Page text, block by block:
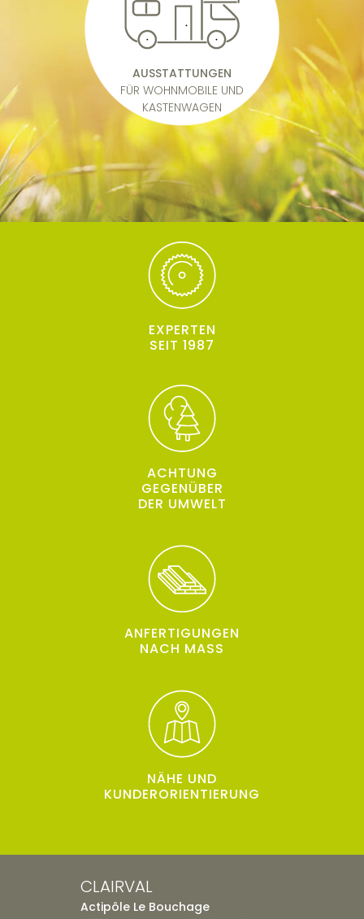
AUSSTATTUNGEN
FÜR WOHNMOBILE UND
KASTENWAGEN
EXPERTEN
SEIT 1987
ACHTUNG
GEGENÜBER
DER UMWELT
ANFERTIGUNGEN
NACH MASS
NÄHE UND
KUNDERORIENTIERUNG
CLAIRVAL
Actipôle Le Bouchage